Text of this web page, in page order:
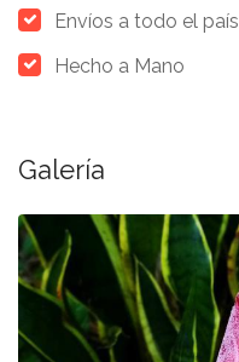
Envíos a todo el país
Hecho a Mano
Galería